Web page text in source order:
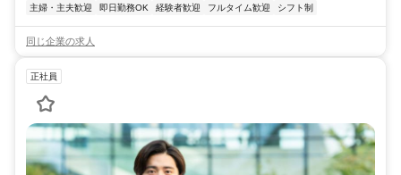
主婦・主夫歓迎 即日勤務OK 経験者歓迎 フルタイム歓迎 シフト制
同じ企業の求人
正社員